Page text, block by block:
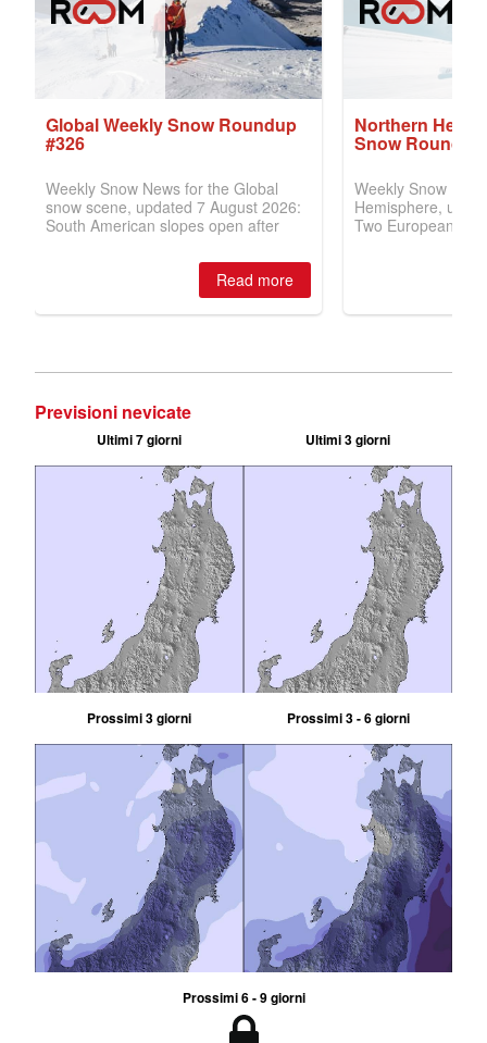
Previsioni nevicate
Ultimi 7 giorni Ultimi 3 giorni
Prossimi 3 giorni Prossimi 3 - 6 giorni
Prossimi 6 - 9 giorni